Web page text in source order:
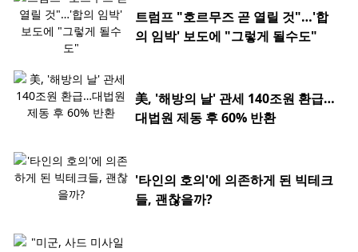
트럼프 "호르무즈 곧 열릴 것"…'합
의 임박' 보도에 "그렇게 될수도"
美, '해방의 날' 관세 140조원 환급…
대법원 제동 후 60% 반환
'타인의 호의'에 의존하게 된 빅테크
들, 괜찮을까?